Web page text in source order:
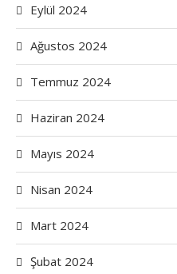
Eylül 2024
Ağustos 2024
Temmuz 2024
Haziran 2024
Mayıs 2024
Nisan 2024
Mart 2024
Şubat 2024